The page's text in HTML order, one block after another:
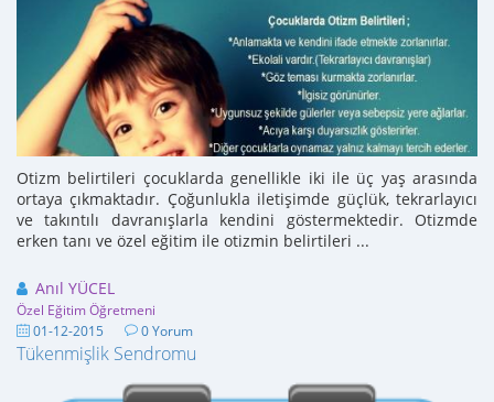
Otizm belirtileri çocuklarda genellikle iki ile üç yaş arasında
ortaya çıkmaktadır. Çoğunlukla iletişimde güçlük, tekrarlayıcı
ve takıntılı davranışlarla kendini göstermektedir. Otizmde
erken tanı ve özel eğitim ile otizmin belirtileri ...
Anıl YÜCEL
Özel Eğitim Öğretmeni
01-12-2015 0 Yorum
Tükenmişlik Sendromu